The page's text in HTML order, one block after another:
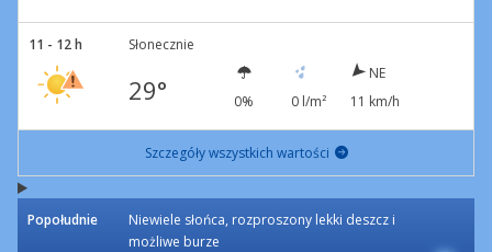
11 - 12 h Słonecznie
29° 0% 0 l/m²
NE
11 km/h
Szczegóły wszystkich wartości
Popołudnie
Niewiele słońca, rozproszony lekki deszcz i
możliwe burze